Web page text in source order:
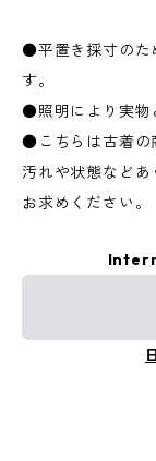
●平置き採寸のた
す。
●照明により実物
●こちらは古着の
汚れや状態など
お求めください。